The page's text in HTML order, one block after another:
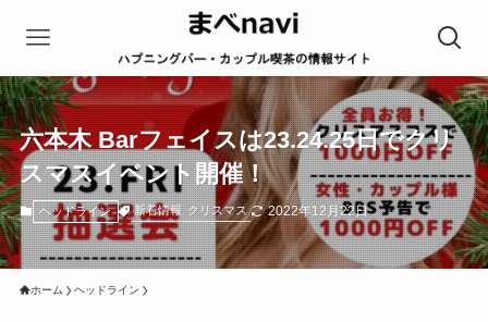
六本木 Barフェイスは23.24.25日でクリ
スマスイベント開催！
ヘッドライン 新着情報 クリスマス 2022年12月22日
ホーム ヘッドライン